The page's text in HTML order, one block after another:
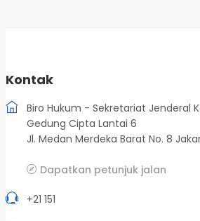
Kontak
Biro Hukum - Sekretariat Jenderal
Gedung Cipta Lantai 6
Jl. Medan Merdeka Barat No. 8
Dapatkan petunjuk jalan
+21 151